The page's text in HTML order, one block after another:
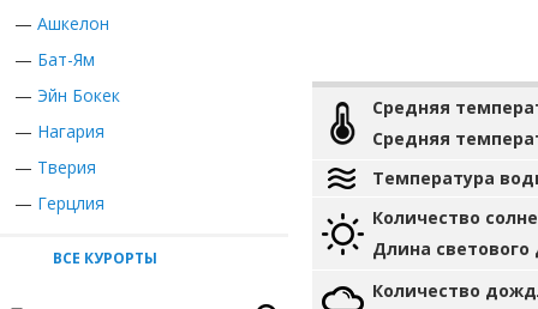
— Ашкелон
— Бат-Ям
— Эйн Бокек
— Нагария
— Тверия
— Герцлия
ВСЕ КУРОРТЫ
Средняя
Средняя
Температура
Количество
Длина светового
Количество